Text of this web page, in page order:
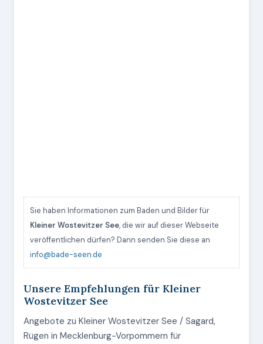
Sie haben Informationen zum Baden und Bilder für
Kleiner Wostevitzer See, die wir auf dieser Webseite
veröffentlichen dürfen? Dann senden Sie diese an
info@bade-seen.de
Unsere Empfehlungen für Kleiner
Wostevitzer See
Angebote zu Kleiner Wostevitzer See / Sagard,
Rügen in Mecklenburg-Vorpommern für